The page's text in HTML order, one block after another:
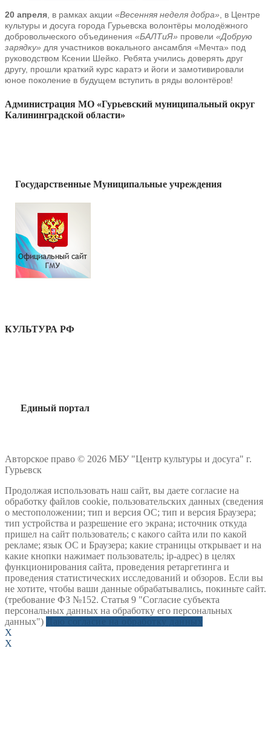
20 апреля, в рамках акции «Весенняя неделя добра», в Центре
культуры и досуга города Гурьевска волонтёры молодёжного
добровольческого объединения «БАЛТиЯ» провели «Добрую
зарядку» для участников вокального ансамбля «Мечта» под
руководством Ксении Шейко. Ребята учились доверять друг
другу, прошли краткий курс каратэ и йоги и замотивировали
юное поколение в будущем вступить в ряды волонтёров!
Администрация МО «Гурьевский муниципальный округ
Калининградской области»
Государственные Муниципальные учреждения
КУЛЬТУРА РФ
Единый портал
Авторское право © 2026 МБУ "Центр культуры и досуга" г.
Гурьевск
Продолжая использовать наш сайт, вы даете согласие на
обработку файлов cookie, пользовательских данных (сведения
о местоположении; тип и версия ОС; тип и версия Браузера;
тип устройства и разрешение его экрана; источник откуда
пришел на сайт пользователь; с какого сайта или по какой
рекламе; язык ОС и Браузера; какие страницы открывает и на
какие кнопки нажимает пользователь; ip-адрес) в целях
функционирования сайта, проведения ретаргетинга и
проведения статистических исследований и обзоров. Если вы
не хотите, чтобы ваши данные обрабатывались, покиньте сайт.
(требование ФЗ №152. Статья 9 "Согласие субъекта
персональных данных на обработку его персональных
данных")
X
X